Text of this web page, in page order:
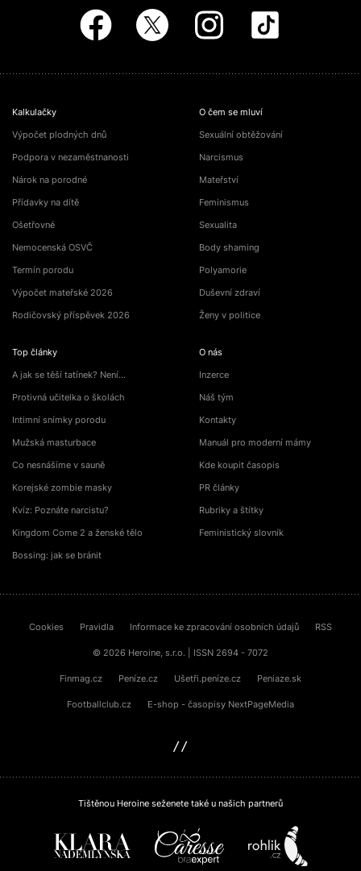
Kalkulačky
Výpočet plodných dnů
Podpora v nezaměstnanosti
Nárok na porodné
Přídavky na dítě
Ošetřovné
Nemocenská OSVČ
Termín porodu
Výpočet mateřské 2026
Rodičovský příspěvek 2026
Top články
A jak se těší tatínek? Není…
Protivná učitelka o školách
Intimní snímky porodu
Mužská masturbace
Co nesnášíme v sauně
Korejské zombie masky
Kvíz: Poznáte narcistu?
Kingdom Come 2 a ženské tělo
Bossing: jak se bránit
O čem se mluví
Sexuální obtěžování
Narcismus
Mateřství
Feminismus
Sexualita
Body shaming
Polyamorie
Duševní zdraví
Ženy v politice
O nás
Inzerce
Náš tým
Kontakty
Manuál pro moderní mámy
Kde koupit časopis
PR články
Rubriky a štítky
Feministický slovník
Cookies Pravidla Informace ke zpracování osobních údajů RSS
© 2026 Heroine, s.r.o. | ISSN 2694 - 7072
Finmag.cz Peníze.cz Ušetři.peníze.cz Peniaze.sk
Footballclub.cz E-shop - časopisy NextPageMedia
Tištěnou Heroine seženete také u našich partnerů